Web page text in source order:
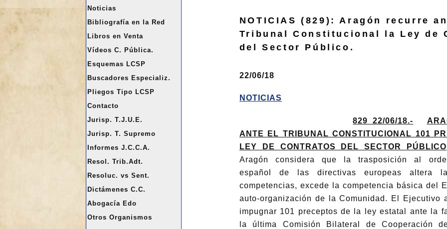
NOTICIAS (829): Aragón recurre
Tribunal Constitucional la Ley de
del Sector Público.
22/06/18
NOTICIAS
829_22/06/18.-
ANTE EL TRIBUNAL CONSTITUCIONAL 101
LEY DE CONTRATOS DEL SECTOR PÚBLICO
Aragón considera que la trasposición al
español de las directivas europeas altera
competencias, excede la competencia básica del
auto-organización de la Comunidad. El Ejecutivo
impugnar 101 preceptos de la ley estatal ante la
la última Comisión Bilateral de Cooperación
rNoticias
Bibliografía en la Red
Libros en Venta
Vídeos C. Pública.
Esquemas LCSP
Buscadores Especializ.
Pliegos Tipo LCSP
Contacto
Jurisp. T.J.U.E.
Jurisp. T. Supremo
Informes J.C.C.A.
Resol. Trib.Adt.
Resoluc. vs Sent.
Dictámenes C.C.
Abogacía Edo
Otros Organismos